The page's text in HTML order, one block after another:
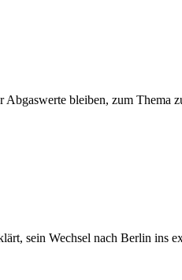
bleiben, zum Thema
sein Wechsel nach Berlin ins